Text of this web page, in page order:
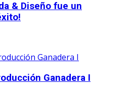
& Diseño fue un
Ganadera I